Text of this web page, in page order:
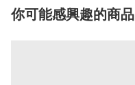
你可能感興趣的商品